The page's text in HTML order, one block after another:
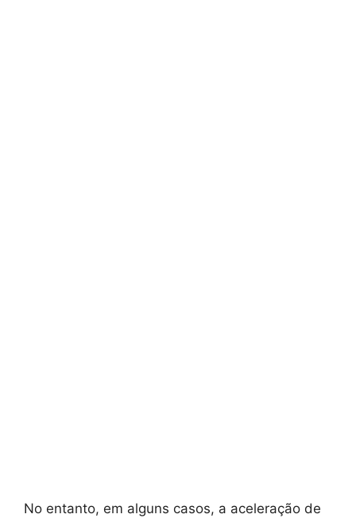
No entanto, em alguns casos, a aceleração de